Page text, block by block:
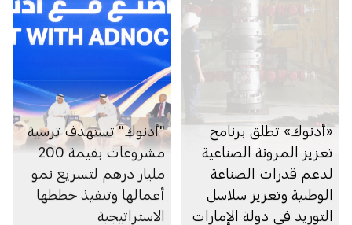
«أدنوك» تطلق برنامج
تعزيز المرونة الصناعية
لدعم قدرات الصناعة
الوطنية وتعزيز سلاسل
التوريد في دولة الإمارات
"أدنوك" تستهدف ترسية
مشروعات بقيمة 200
مليار درهم لتسريع نمو
أعمالها وتنفيذ خططها
الاستراتيجية